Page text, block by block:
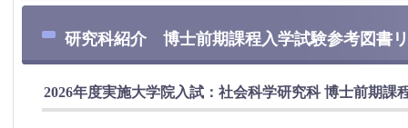
研究科紹介 博士前期課程入学試験参考図書
2026年度実施大学院入試：社会科学研究科 博士前期課